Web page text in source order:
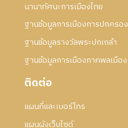
นานาทัศนะการเมืองไทย
ฐานข้อมูลการเมืองการปกครอง
ฐานข้อมูลรางวัลพระปกเกล้า
ฐานข้อมูลการเมืองภาคพลเมือง
ติดต่อ
แผนที่และเบอร์โทร
แผนผังเว็บไซด์